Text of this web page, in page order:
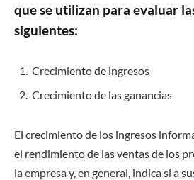
que se utilizan para evaluar
siguientes:
Crecimiento de ingresos
Crecimiento de las ganancias
El crecimiento de los ingresos
el rendimiento de las ventas de los
la empresa y, en general, indica si a